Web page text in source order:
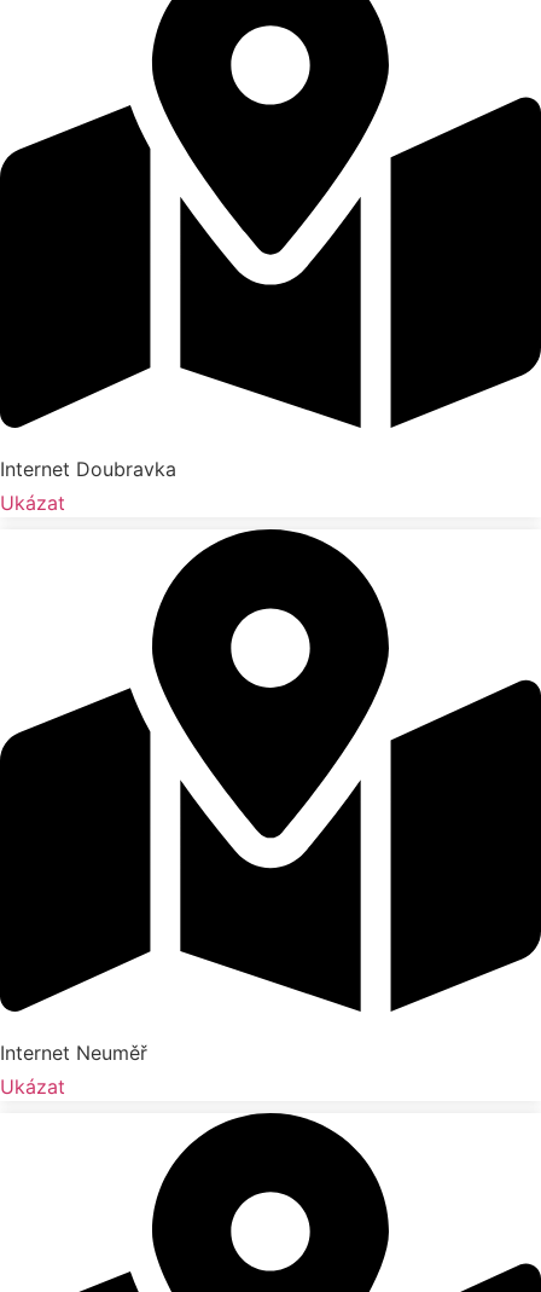
Internet Doubravka
Ukázat
Internet Neuměř
Ukázat